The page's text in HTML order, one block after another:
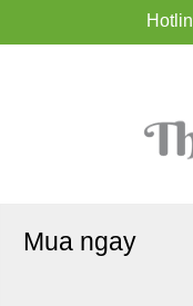
Mua ngay